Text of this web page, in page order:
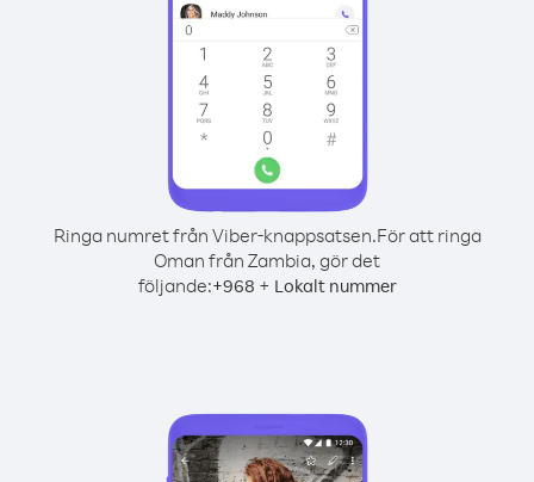
Ringa numret från Viber-knappsatsen.För att ringa
Oman från Zambia, gör det
följande:+968 + Lokalt nummer